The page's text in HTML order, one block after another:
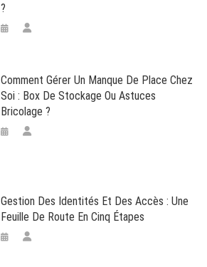
?
Comment Gérer Un Manque De Place Chez
Soi : Box De Stockage Ou Astuces
Bricolage ?
Gestion Des Identités Et Des Accès : Une
Feuille De Route En Cinq Étapes